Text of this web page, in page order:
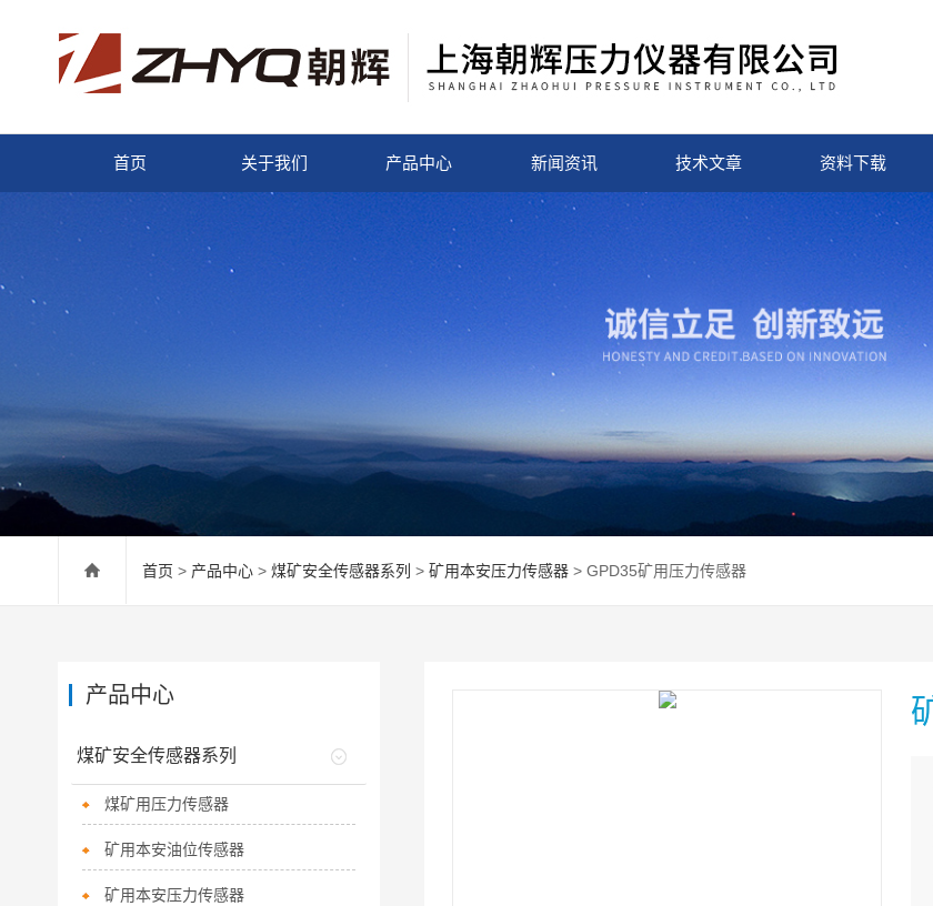
首页 关于我们 产品中心 新闻资讯 技术文章 资料下载
首页 > 产品中心 > 煤矿安全传感器系列 > 矿用本安压力传感器 > GPD35矿用压力传感器
产品中心
煤矿安全传感器系列
煤矿用压力传感器
矿用本安油位传感器
矿用本安压力传感器